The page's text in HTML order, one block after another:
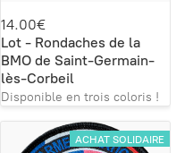
14.00€
Lot - Rondaches de la
BMO de Saint-Germain-
lès-Corbeil
Disponible en trois coloris !
ACHAT SOLIDAIRE